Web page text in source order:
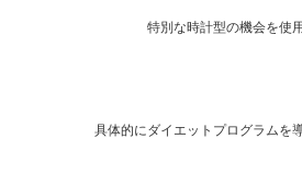
特別な時計型の機会を使
具体的にダイエットプログラムを